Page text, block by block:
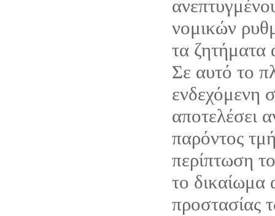
νομικών
τα ζητήματα
Σε αυτό το
ενδεχόμενη
αποτελέσει
παρόντος
περίπτωση
το δικαίωμα
προστασίας